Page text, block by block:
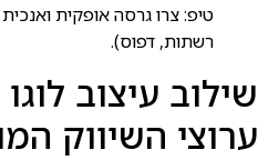
טיפ: צרו גרסה אופקית
רשתות, דפוס).
שילוב עיצוב
ערוצי השיווק